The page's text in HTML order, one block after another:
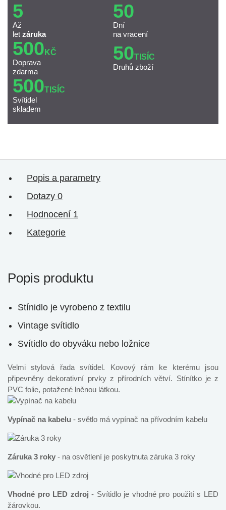
5
Až
let záruka
50
Dní
na vracení
500 KČ
Doprava
zdarma
50TISÍC
Druhů zboží
500TISÍC
Svítidel
skladem
Popis a parametry
Dotazy 0
Hodnocení 1
Kategorie
Popis produktu
Stínidlo je vyrobeno z textilu
Vintage svítidlo
Svítidlo do obyváku nebo ložnice
Velmi stylová řada svítidel. Kovový rám ke kterému jsou
připevněny dekorativní prvky z přírodních větví. Stínítko je z
PVC folie, potažené lněnou látkou.
Vypínač na kabelu - světlo má vypínač na přívodním kabelu
Záruka 3 roky - na osvětlení je poskytnuta záruka 3 roky
Vhodné pro LED zdroj - Svítidlo je vhodné pro použití s LED
žárovkou.